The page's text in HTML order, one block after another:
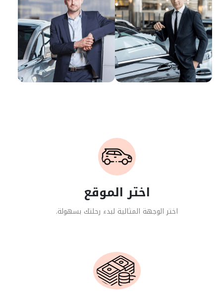
اختر الموقع
اختر الوجهة المثالية لبدء رحلتك بسهولة.